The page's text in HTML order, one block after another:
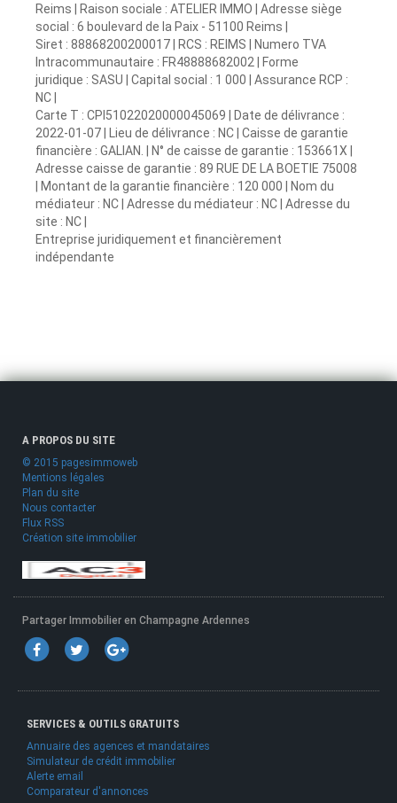
Reims | Raison sociale : ATELIER IMMO | Adresse siège
social : 6 boulevard de la Paix - 51100 Reims |
Siret : 88868200200017 | RCS : REIMS | Numero TVA
Intracommunautaire : FR48888682002 | Forme
juridique : SASU | Capital social : 1 000 | Assurance RCP :
NC |
Carte T : CPI51022020000045069 | Date de délivrance :
2022-01-07 | Lieu de délivrance : NC | Caisse de garantie
financière : GALIAN. | N° de caisse de garantie : 153661X |
Adresse caisse de garantie : 89 RUE DE LA BOETIE 75008
| Montant de la garantie financière : 120 000 | Nom du
médiateur : NC | Adresse du médiateur : NC | Adresse du
site : NC |
Entreprise juridiquement et financièrement
indépendante
A PROPOS DU SITE
© 2015 pagesimmoweb
Mentions légales
Plan du site
Nous contacter
Flux RSS
Création site immobilier
Partager Immobilier en Champagne Ardennes
SERVICES & OUTILS GRATUITS
Annuaire des agences et mandataires
Simulateur de crédit immobilier
Alerte email
Comparateur d'annonces